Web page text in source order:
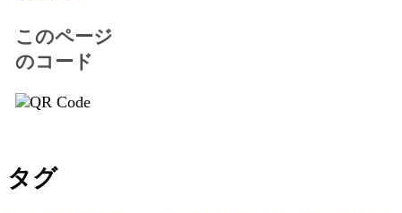
このページ
のコード
タグ